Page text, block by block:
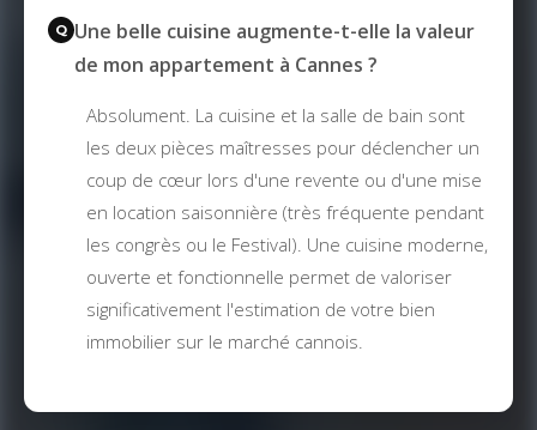
Une belle cuisine augmente-t-elle la valeur
de mon appartement à Cannes ?
Absolument. La cuisine et la salle de bain sont
les deux pièces maîtresses pour déclencher un
coup de cœur lors d'une revente ou d'une mise
en location saisonnière (très fréquente pendant
les congrès ou le Festival). Une cuisine moderne,
ouverte et fonctionnelle permet de valoriser
significativement l'estimation de votre bien
immobilier sur le marché cannois.